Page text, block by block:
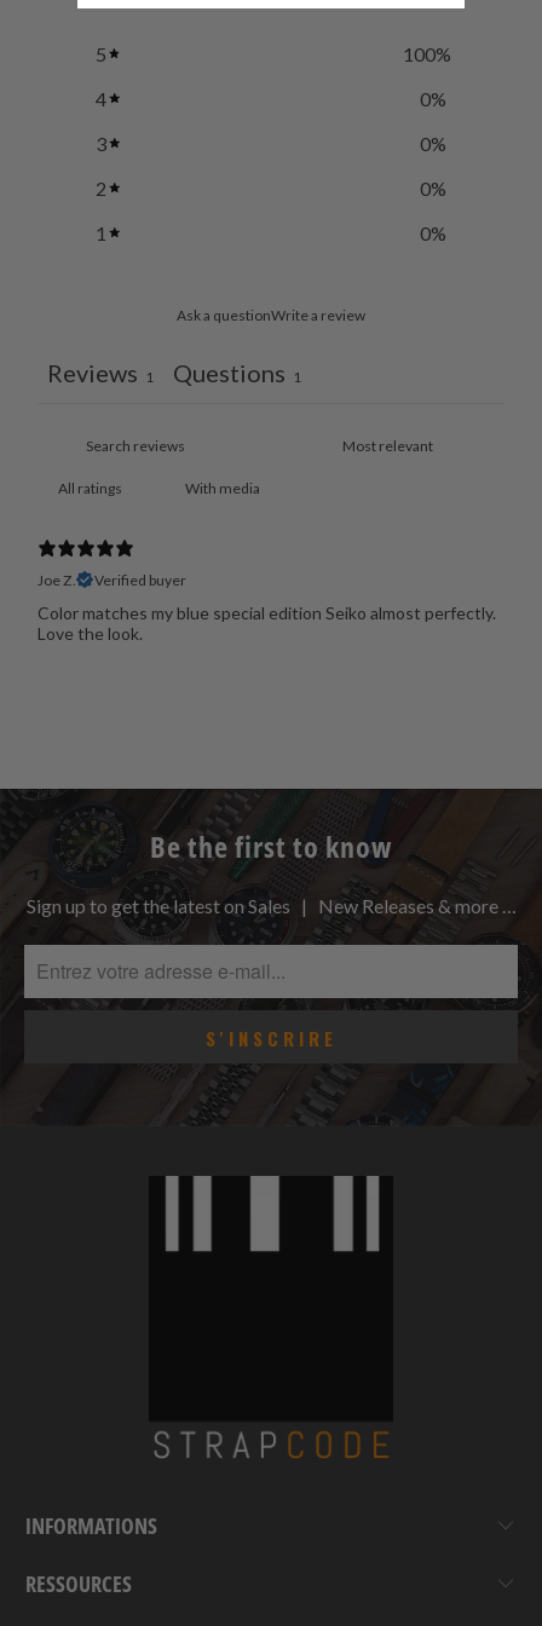
5 100%
4
0%
3
0%
2
0%
1
0%
Ask a questionWrite a review
Reviews 1 Questions 1
With media
Joe Z. Verified buyer
Color matches my blue special edition Seiko almost perfectly.
Love the look.
Be the first to know
Sign up to get the latest on Sales | New Releases & more …
INFORMATIONS
RESSOURCES